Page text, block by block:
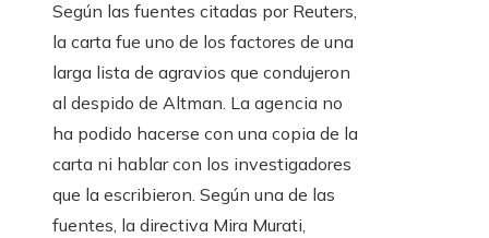
Según las fuentes citadas por Reuters,
la carta fue uno de los factores de una
larga lista de agravios que condujeron
al despido de Altman. La agencia no
ha podido hacerse con una copia de la
carta ni hablar con los investigadores
que la escribieron. Según una de las
fuentes, la directiva Mira Murati,